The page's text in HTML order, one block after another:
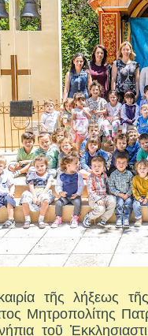
τῆς λήξεως
Μητροπολίτης
τοῦ